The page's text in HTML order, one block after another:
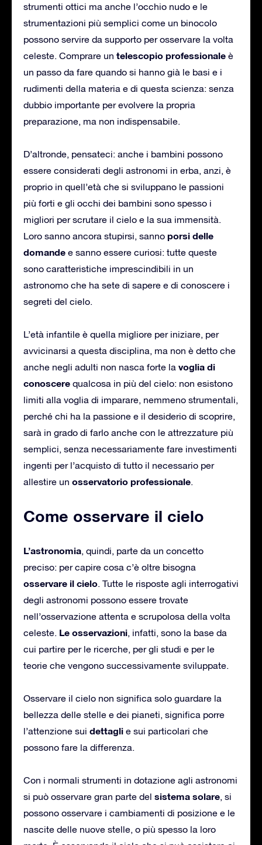
strumenti ottici ma anche l’occhio nudo e le
strumentazioni più semplici come un binocolo
possono servire da supporto per osservare la volta
celeste. Comprare un telescopio professionale è
un passo da fare quando si hanno già le basi e i
rudimenti della materia e di questa scienza: senza
dubbio importante per evolvere la propria
preparazione, ma non indispensabile.
D’altronde, pensateci: anche i bambini possono
essere considerati degli astronomi in erba, anzi, è
proprio in quell’età che si sviluppano le passioni
più forti e gli occhi dei bambini sono spesso i
migliori per scrutare il cielo e la sua immensità.
Loro sanno ancora stupirsi, sanno porsi delle
domande e sanno essere curiosi: tutte queste
sono caratteristiche imprescindibili in un
astronomo che ha sete di sapere e di conoscere i
segreti del cielo.
L’età infantile è quella migliore per iniziare, per
avvicinarsi a questa disciplina, ma non è detto che
anche negli adulti non nasca forte la voglia di
conoscere qualcosa in più del cielo: non esistono
limiti alla voglia di imparare, nemmeno strumentali,
perché chi ha la passione e il desiderio di scoprire,
sarà in grado di farlo anche con le attrezzature più
semplici, senza necessariamente fare investimenti
ingenti per l’acquisto di tutto il necessario per
allestire un osservatorio professionale.
Come osservare il cielo
L’astronomia, quindi, parte da un concetto
preciso: per capire cosa c’è oltre bisogna
osservare il cielo. Tutte le risposte agli interrogativi
degli astronomi possono essere trovate
nell’osservazione attenta e scrupolosa della volta
celeste. Le osservazioni, infatti, sono la base da
cui partire per le ricerche, per gli studi e per le
teorie che vengono successivamente sviluppate.
Osservare il cielo non significa solo guardare la
bellezza delle stelle e dei pianeti, significa porre
l’attenzione sui dettagli e sui particolari che
possono fare la differenza.
Con i normali strumenti in dotazione agli astronomi
si può osservare gran parte del sistema solare, si
possono osservare i cambiamenti di posizione e le
nascite delle nuove stelle, o più spesso la loro